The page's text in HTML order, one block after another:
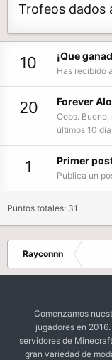
Trofeos dados
10 ¡Que
Has recibido
20 Forever
Oops.
últimos 10
1 Primer
Publica un
Puntos totales: 31
Rayconnn
Comenzamos
jugadores en
servidores de
gran variedad de